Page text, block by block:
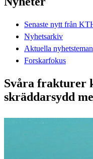
Senaste nytt från
Nyhetsarkiv
Aktuella nyhetsteman
Forskarfokus
Svåra frakturer
skräddarsydd